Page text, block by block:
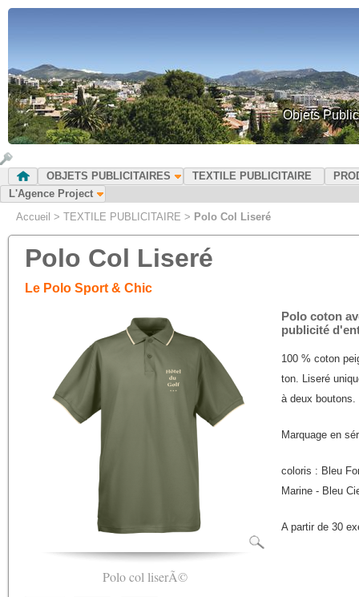
Objets
OBJETS PUBLICITAIRES TEXTILE PUBLICITAIRE
L'Agence Project
Accueil > TEXTILE PUBLICITAIRE > Polo Col Liseré
Polo Col Liseré
Le Polo Sport & Chic
Polo col liserÃ©
Polo coton
publicité
100 % coton
ton. Liseré
à deux boutons.
Marquage en
coloris : Bleu
Marine - Bleu
A partir de 30